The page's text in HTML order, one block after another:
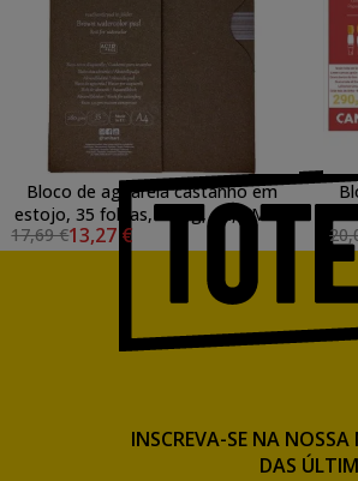
Bloco de aguarela castanho em
estojo, 35 folhas, 280 g, A4, SM.LT
17,69 €13,27 €
INSCREVA-SE NA NOSSA
DAS